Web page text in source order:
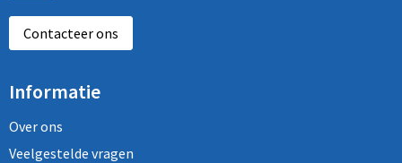
Contacteer ons
Informatie
Over ons
Veelgestelde vragen